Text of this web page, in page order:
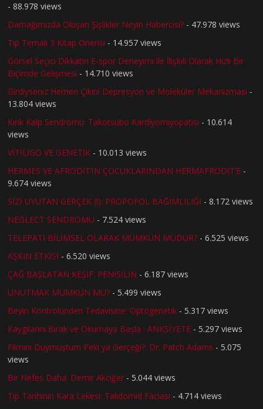
- 88.978 views
Damağımızda Oluşan Şişlikler Neyin Habercisi? - 47.978 views
Tıp Temalı 3 Kitap Önerisi - 14.957 views
Görsel Seçici Dikkatin E-spor Deneyimi ile İlişkili Olarak Hızlı Bir
Biçimde Gelişmesi - 14.710 views
Girdiyseniz Hemen Çıkın! Depresyon ve Moleküler Mekanizması -
13.804 views
Kırık Kalp Sendromu: Takotsubo Kardiyomiyopatisi - 10.614
views
VİTİLİGO VE GENETİK - 10.013 views
HERMES VE AFRODİT’İN ÇOCUKLARINDAN HERMAFRODİT’E -
9.674 views
SİZİ UYUTAN GERÇEK (!): PROPOFOL BAĞIMLILIĞI - 8.172 views
NEGLECT SENDROMU - 7.524 views
TELEPATİ BİLİMSEL OLARAK MÜMKÜN MÜDÜR? - 6.525 views
AŞKIN ETKİSİ - 6.520 views
ÇAĞ BAŞLATAN KEŞİF: PENİSİLİN - 6.187 views
UNUTMAK MÜMKÜN MÜ? - 5.499 views
Beyin Kontrolünden Tedavisine: Optogenetik - 5.317 views
Kaygılarını Bırak ve Okumaya Başla : ANKSİYETE - 5.297 views
Filmini Duymuştum Peki ya Gerçeği?: Dr. Patch Adams - 5.075
views
Bir Nefes Daha: Demir Akciğer - 5.044 views
Tıp Tarihinin Kara Lekesi: Talidomid Faciası - 4.714 views